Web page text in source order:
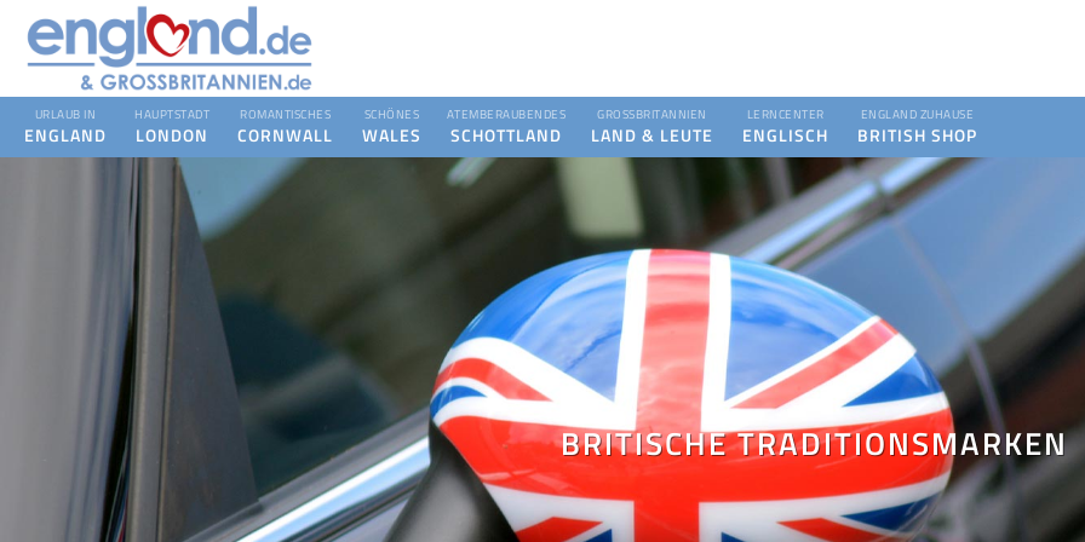
URLAUB IN
ENGLAND
HAUPTSTADT
LONDON
ROMANTISCHES
CORNWALL
SCHÖNES
WALES
ATEMBERAUBENDES
SCHOTTLAND
GROSSBRITANNIEN
LAND & LEUTE
LERNCENTER
ENGLISCH
ENGLAND ZUHAUSE
BRITISH SHOP
BRITISCHE TRADITIONSMARKEN